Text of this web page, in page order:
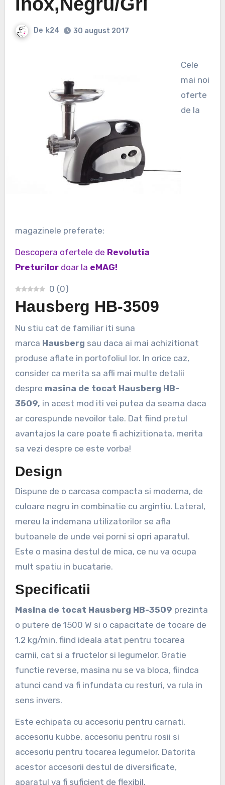
De k24 30 august 2017
Cele
mai noi
oferte
de la
magazinele preferate:
Descopera ofertele de Revolutia
Preturilor doar la eMAG!
0 (0)
Hausberg HB-3509
Nu stiu cat de familiar iti suna
marca Hausberg sau daca ai mai achizitionat
produse aflate in portofoliul lor. In orice caz,
consider ca merita sa afli mai multe detalii
despre masina de tocat Hausberg HB-
3509, in acest mod iti vei putea da seama daca
ar corespunde nevoilor tale. Dat fiind pretul
avantajos la care poate fi achizitionata, merita
sa vezi despre ce este vorba!
Design
Dispune de o carcasa compacta si moderna, de
culoare negru in combinatie cu argintiu. Lateral,
mereu la indemana utilizatorilor se afla
butoanele de unde vei porni si opri aparatul.
Este o masina destul de mica, ce nu va ocupa
mult spatiu in bucatarie.
Specificatii
Masina de tocat Hausberg HB-3509 prezinta
o putere de 1500 W si o capacitate de tocare de
1.2 kg/min, fiind ideala atat pentru tocarea
carnii, cat si a fructelor si legumelor. Gratie
functie reverse, masina nu se va bloca, fiindca
atunci cand va fi infundata cu resturi, va rula in
sens invers.
Este echipata cu accesoriu pentru carnati,
accesoriu kubbe, accesoriu pentru rosii si
accesoriu pentru tocarea legumelor. Datorita
acestor accesorii destul de diversificate,
aparatul va fi suficient de flexibil.